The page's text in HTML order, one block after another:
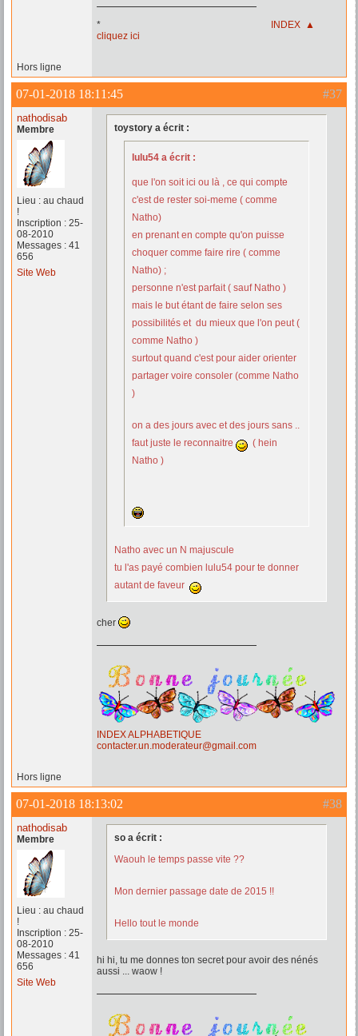
* INDEX ▲
cliquez ici
Hors ligne
#37
07-01-2018 18:11:45
nathodisab
Membre
Lieu : au chaud
!
Inscription : 25-
08-2010
Messages : 41
656
Site Web
toystory a écrit :
lulu54 a écrit :
que l'on soit ici ou là , ce qui compte
c'est de rester soi-meme ( comme
Natho)
en prenant en compte qu'on puisse
choquer comme faire rire ( comme
Natho) ;
personne n'est parfait ( sauf Natho )
mais le but étant de faire selon ses
possibilités et du mieux que l'on peut (
comme Natho )
surtout quand c'est pour aider orienter
partager voire consoler (comme Natho
)
on a des jours avec et des jours sans ..
faut juste le reconnaitre
( hein
Natho )
Natho avec un N majuscule
tu l'as payé combien lulu54 pour te donner
autant de faveur
cher
INDEX ALPHABETIQUE
contacter.un.moderateur@gmail.com
Hors ligne
#38
07-01-2018 18:13:02
nathodisab
Membre
Lieu : au chaud
!
Inscription : 25-
08-2010
Messages : 41
656
Site Web
so a écrit :
Waouh le temps passe vite ??
Mon dernier passage date de 2015 !!
Hello tout le monde
hi hi, tu me donnes ton secret pour avoir des nénés
aussi ... waow !